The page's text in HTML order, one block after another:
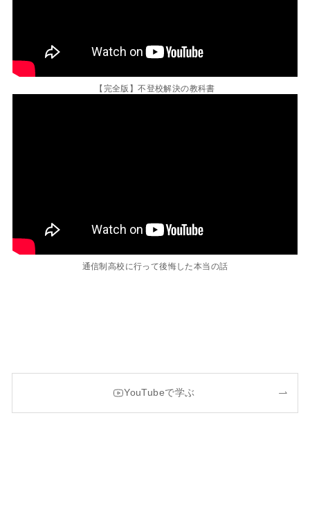
【完全版】不登校解決の教科書
通信制高校に行って後悔した本当の話
YouTubeで学ぶ